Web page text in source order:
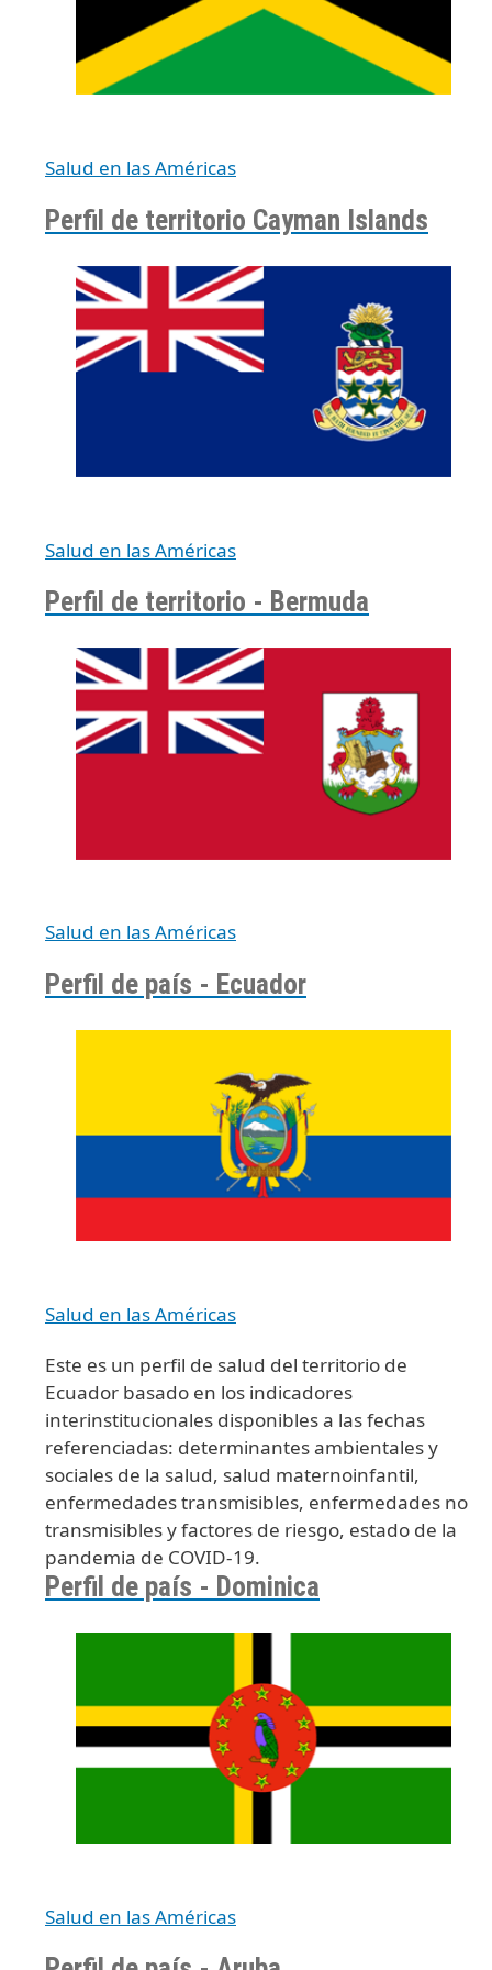
Salud en las Américas
Perfil de territorio Cayman Islands
Salud en las Américas
Perfil de territorio - Bermuda
Salud en las Américas
Perfil de país - Ecuador
Salud en las Américas
Este es un perfil de salud del territorio de
Ecuador basado en los indicadores
interinstitucionales disponibles a las fechas
referenciadas: determinantes ambientales y
sociales de la salud, salud maternoinfantil,
enfermedades transmisibles, enfermedades no
transmisibles y factores de riesgo, estado de la
pandemia de COVID-19.
Perfil de país - Dominica
Salud en las Américas